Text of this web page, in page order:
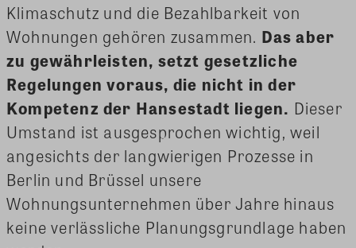
Klimaschutz und die Bezahlbarkeit von
Wohnungen gehören zusammen. Das aber
zu gewährleisten, setzt gesetzliche
Regelungen voraus, die nicht in der
Kompetenz der Hansestadt liegen. Dieser
Umstand ist ausgesprochen wichtig, weil
angesichts der langwierigen Prozesse in
Berlin und Brüssel unsere
Wohnungsunternehmen über Jahre hinaus
keine verlässliche Planungsgrundlage haben